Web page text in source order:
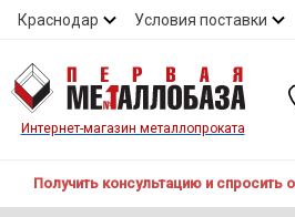
Краснодар Условия поставки
Контакты
Контакты
Интернет-магазин металлопроката
Получить консультацию и спросить